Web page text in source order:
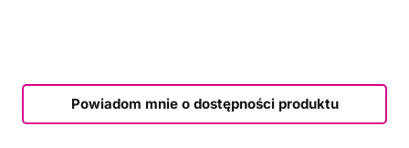
Powiadom mnie o dostępności produktu